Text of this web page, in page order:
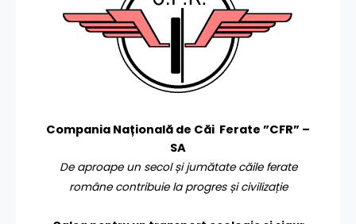
Compania Națională de Căi Ferate ”CFR” –
SA
De aproape un secol și jumătate căile ferate
române contribuie la progres și civilizație